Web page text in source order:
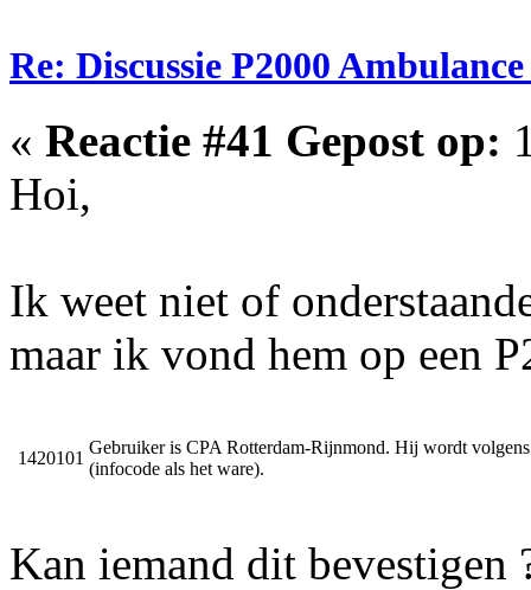
Re: Discussie P2000
« Reactie #41 Gepost op:
Hoi,
Ik weet niet of
maar ik vond hem op een
1420101
Gebruiker is CPA Rotterdam-Rijnmond. Hij wordt
(infocode als het ware).
Kan iemand dit bevestigen